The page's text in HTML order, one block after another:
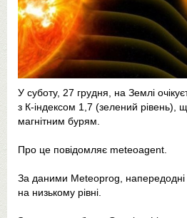
У суботу, 27 грудня, на Землі
з К-індексом 1,7 (зелений рівень),
магнітним бурям.
Про це повідомляє meteoagent.
За даними Meteoprog, напередодні
на низькому рівні.